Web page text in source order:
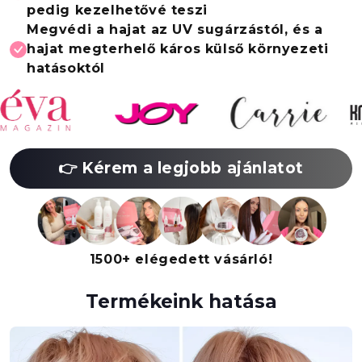
pedig kezelhetővé teszi
Megvédi a hajat az UV sugárzástól, és a
hajat megterhelő káros külső környezeti
hatásoktól
👉 Kérem a legjobb ajánlatot
1500+ elégedett vásárló!
Termékeink hatása